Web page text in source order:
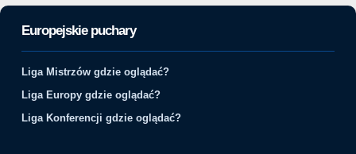
Europejskie puchary
Liga Mistrzów gdzie oglądać?
Liga Europy gdzie oglądać?
Liga Konferencji gdzie oglądać?